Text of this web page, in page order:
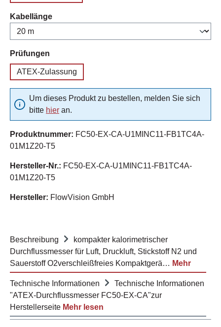
Kabellängeauswählen
Prüfungen
ATEX-Zulassung
Um dieses Produkt zu bestellen, melden Sie sich
bitte hier an.
Produktnummer: FC50-EX-CA-U1MINC11-FB1TC4A-
01M1Z20-T5
Hersteller-Nr.: FC50-EX-CA-U1MINC11-FB1TC4A-
01M1Z20-T5
Hersteller: FlowVision GmbH
Beschreibung
kompakter kalorimetrischer
Durchflussmesser für Luft, Druckluft, Stickstoff N2 und
Sauerstoff O2verschleißfreies Kompaktgerä… Mehr
Technische Informationen
Technische Informationen
"ATEX-Durchflussmesser FC50-EX-CA"zur
Herstellerseite Mehr lesen